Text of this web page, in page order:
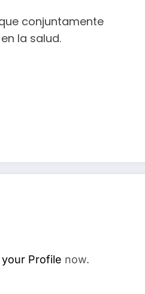
conjuntamente
la salud.
your Profile now.